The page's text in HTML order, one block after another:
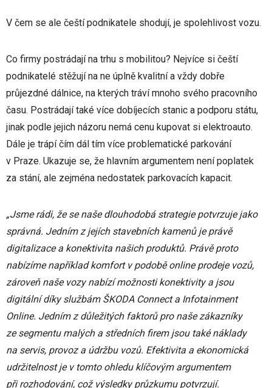
V čem se ale čeští podnikatele shodují, je spolehlivost vozu.
Co firmy postrádají na trhu s mobilitou? Nejvíce si čeští
podnikatelé stěžují na ne úplně kvalitní a vždy dobře
průjezdné dálnice, na kterých tráví mnoho svého pracovního
času. Postrádají také více dobíjecích stanic a podporu státu,
jinak podle jejich názoru nemá cenu kupovat si elektroauto.
Dále je trápí čím dál tím více problematické parkování
v Praze. Ukazuje se, že hlavním argumentem není poplatek
za stání, ale zejména nedostatek parkovacích kapacit.
„Jsme rádi, že se naše dlouhodobá strategie potvrzuje jako
správná. Jedním z jejích stavebních kamenů je právě
digitalizace a konektivita našich produktů. Právě proto
nabízíme například komfort v podobě online prodeje vozů,
zároveň naše vozy nabízí možnosti konektivity a jsou
digitální díky službám ŠKODA Connect a Infotainment
Online. Jedním z důležitých faktorů pro naše zákazníky
ze segmentu malých a středních firem jsou také náklady
na servis, provoz a údržbu vozů. Efektivita a ekonomická
udržitelnost je v tomto ohledu klíčovým argumentem
při rozhodování, což výsledky průzkumu potvrzují.